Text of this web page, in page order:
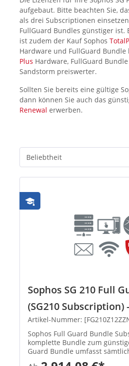
aufgebaut. Bitte beachten Sie,
als drei Subscriptionen
FullGuard Bundles günstiger ist.
ist zudem der Kauf Sophos
Hardware und FullGuard Bundle
Plus Hardware, FullGuard
Sandstorm preiswerter.
Sollten Sie bereits eine gültige
dann können Sie auch das
Renewal erwerben.
Sophos SG 210 Full
(SG210 Subscription)
Artikel-Nummer:
Sophos Full Guard Bundle
komplette Bundle zum
Guard Bundle umfasst
Subscriptions (E-Mail